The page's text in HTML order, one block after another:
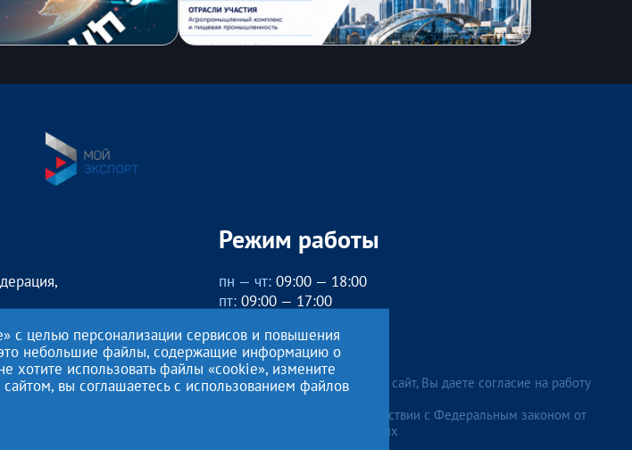
офис 2
Режим работы
пн — чт: 09:00 — 18:00
пт: 09:00 — 17:00
сб, вс— выходные
cookies для хранения данных. Продолжая использовать данный сайт, Вы даете согласие на работу
, в соответствии с Федеральным законом от
персональных данных», на условиях и для целей, определенных
с целью персонализации сервисов и повышения
это небольшие файлы, содержащие информацию о
хотите использовать файлы «cookie», измените
вы соглашаетесь с использованием файлов